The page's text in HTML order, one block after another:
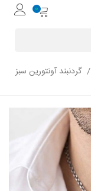
0
/ گردنبند آونتورین سبز